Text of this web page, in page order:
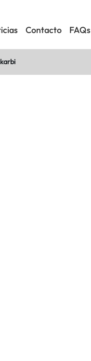
Contacto FAQs